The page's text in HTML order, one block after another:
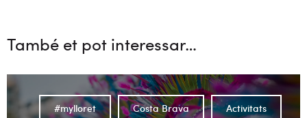
També et pot interessar…
Activitats
Costa Brava
#mylloret